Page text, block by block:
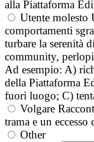
alla Piattaforma
Utente molesto
comportamenti
turbare la serenità
community,
Ad esempio: A)
della Piattaforma
fuori luogo; C)
Volgare
trama e un
Other